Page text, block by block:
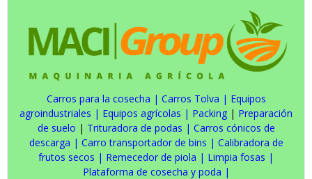
Carros para la cosecha | Carros Tolva | Equipos
agroindustriales | Equipos agrícolas | Packing | Preparación
de suelo | Trituradora de podas | Carros cónicos de
descarga | Carro transportador de bins | Calibradora de
frutos secos | Remecedor de piola | Limpia fosas |
Plataforma de cosecha y poda |